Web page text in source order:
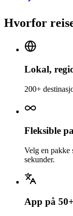
Hvorfor
Lokal,
200+
Fleksible
Velg en pakke
sekunder.
App på